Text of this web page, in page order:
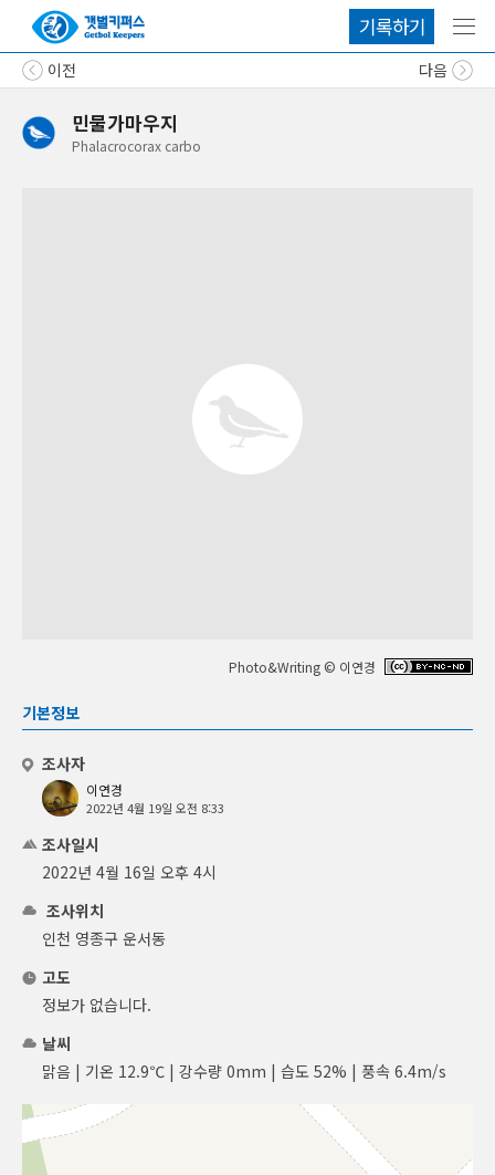
메
기록하기
이전 다음
민물가마우지
Phalacrocorax carbo
Photo&Writing © 이연경
기본정보
조사자
이연경
2022년 4월 19일 오전 8:33
조사일시
2022년 4월 16일 오후 4시
조사위치
인천 영종구 운서동
고도
정보가 없습니다.
날씨
맑음 | 기온 12.9℃ | 강수량 0mm | 습도 52% | 풍속 6.4m/s